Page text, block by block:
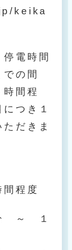
keika
電時間
の間
間程
つき１
だきま
程度
～ １